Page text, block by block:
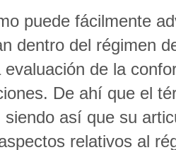
puede fácilmente
dentro del régimen
de la
De ahí que el
siendo así que su
relativos al